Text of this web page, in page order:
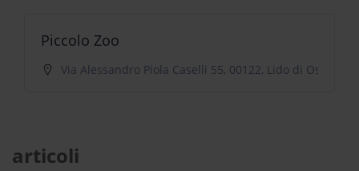
Piccolo Zoo
Via Alessandro Piola Caselli 55, 00122, Lido di Ostia
articoli